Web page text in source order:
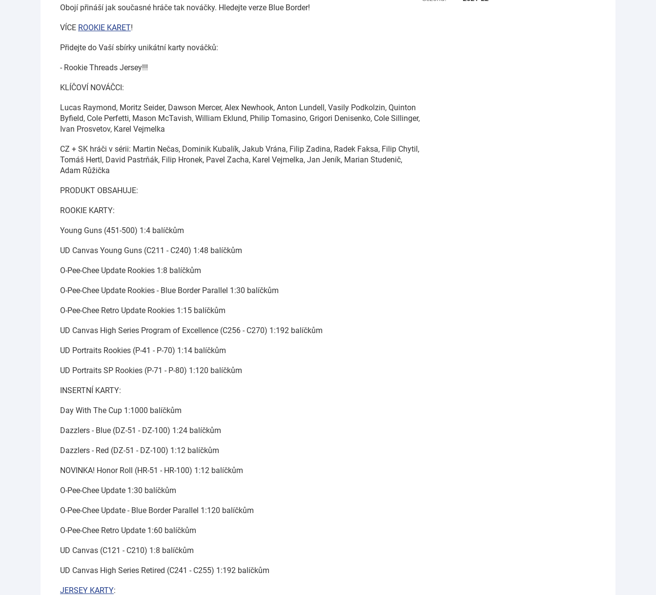
Obojí přináší jak současné hráče tak nováčky. Hledejte verze Blue Border!
VÍCE ROOKIE KARET!
Přidejte do Vaší sbírky unikátní karty nováčků:
- Rookie Threads Jersey!!!
KLÍČOVÍ NOVÁČCI:
Lucas Raymond, Moritz Seider, Dawson Mercer, Alex Newhook, Anton Lundell, Vasily Podkolzin, Quinton
Byfield, Cole Perfetti, Mason McTavish, William Eklund, Philip Tomasino, Grigori Denisenko, Cole Sillinger,
Ivan Prosvetov, Karel Vejmelka
CZ + SK hráči v sérii: Martin Nečas, Dominik Kubalík, Jakub Vrána, Filip Zadina, Radek Faksa, Filip Chytil,
Tomáš Hertl, David Pastrňák, Filip Hronek, Pavel Zacha, Karel Vejmelka, Jan Jeník, Marian Studenič,
Adam Růžička
PRODUKT OBSAHUJE:
ROOKIE KARTY:
Young Guns (451-500) 1:4 balíčkům
UD Canvas Young Guns (C211 - C240) 1:48 balíčkům
O-Pee-Chee Update Rookies 1:8 balíčkům
O-Pee-Chee Update Rookies - Blue Border Parallel 1:30 balíčkům
O-Pee-Chee Retro Update Rookies 1:15 balíčkům
UD Canvas High Series Program of Excellence (C256 - C270) 1:192 balíčkům
UD Portraits Rookies (P-41 - P-70) 1:14 balíčkům
UD Portraits SP Rookies (P-71 - P-80) 1:120 balíčkům
INSERTNÍ KARTY:
Day With The Cup 1:1000 balíčkům
Dazzlers - Blue (DZ-51 - DZ-100) 1:24 balíčkům
Dazzlers - Red (DZ-51 - DZ-100) 1:12 balíčkům
NOVINKA! Honor Roll (HR-51 - HR-100) 1:12 balíčkům
O-Pee-Chee Update 1:30 balíčkům
O-Pee-Chee Update - Blue Border Parallel 1:120 balíčkům
O-Pee-Chee Retro Update 1:60 balíčkům
UD Canvas (C121 - C210) 1:8 balíčkům
UD Canvas High Series Retired (C241 - C255) 1:192 balíčkům
JERSEY KARTY: